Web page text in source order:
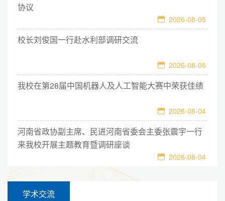
协议
2026-08-05
校长刘俊国一行赴水利部调研交流
2026-08-05
我校在第28届中国机器人及人工智能大赛中荣获佳绩
2026-08-04
河南省政协副主席、民进河南省委会主委张震宇一行
来我校开展主题教育暨调研座谈
2026-08-04
学术交流
07